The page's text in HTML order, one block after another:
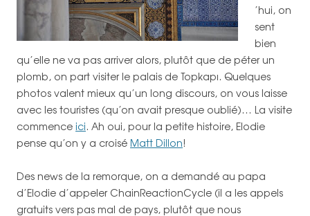
’hui, on
sent
bien
qu’elle ne va pas arriver alors, plutôt que de péter un
plomb, on part visiter le palais de Topkapı. Quelques
photos valent mieux qu’un long discours, on vous laisse
avec les touristes (qu’on avait presque oublié)… La visite
commence ici. Ah oui, pour la petite histoire, Elodie
pense qu’on y a croisé Matt Dillon!
Des news de la remorque, on a demandé au papa
d’Elodie d’appeler ChainReactionCycle (il a les appels
gratuits vers pas mal de pays, plutôt que nous